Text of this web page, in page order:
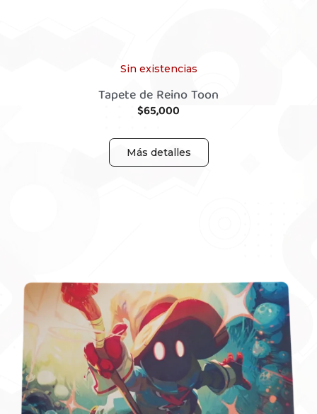
Sin existencias
Tapete de Reino Toon
$65,000
Más detalles